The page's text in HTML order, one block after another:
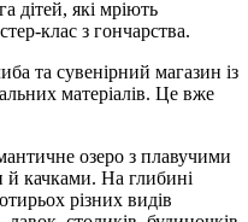
дітей, які мріють
клас з гончарства.
та сувенірний магазин із
матеріалів. Це вже
озеро з плавучими
й качками. На глибині
різних видів